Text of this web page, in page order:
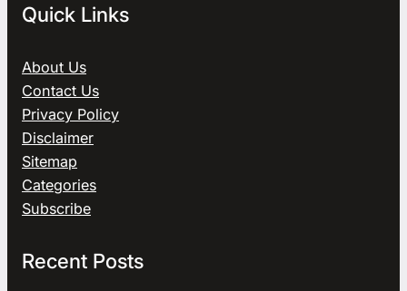
Quick Links
About Us
Contact Us
Privacy Policy
Disclaimer
Sitemap
Categories
Subscribe
Recent Posts